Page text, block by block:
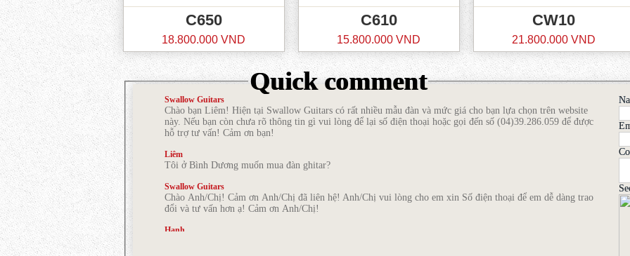
C650
18.800.000 VND
C610
15.800.000 VND
CW10
21.800.000 VND
Quick comment
Swallow Guitars
Chào bạn Liêm! Hiện tại Swallow Guitars có rất nhiều mẫu đàn và mức giá cho bạn lựa chọn trên website
này. Nếu bạn còn chưa rõ thông tin gì vui lòng để lại số điện thoại hoặc gọi đến số (04)39.286.059 để được
hỗ trợ tư vấn! Cảm ơn bạn!
Liêm
Tôi ở Bình Dương muốn mua đàn ghitar?
Swallow Guitars
Chào Anh/Chị! Cảm ơn Anh/Chị đã liên hệ! Anh/Chị vui lòng cho em xin Số điện thoại để em dễ dàng trao
đổi và tư vấn hơn ạ! Cảm ơn Anh/Chị!
Hạnh